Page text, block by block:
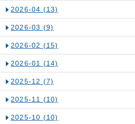
2026-04 (13)
2026-03 (9)
2026-02 (15)
2026-01 (14)
2025-12 (7)
2025-11 (10)
2025-10 (10)